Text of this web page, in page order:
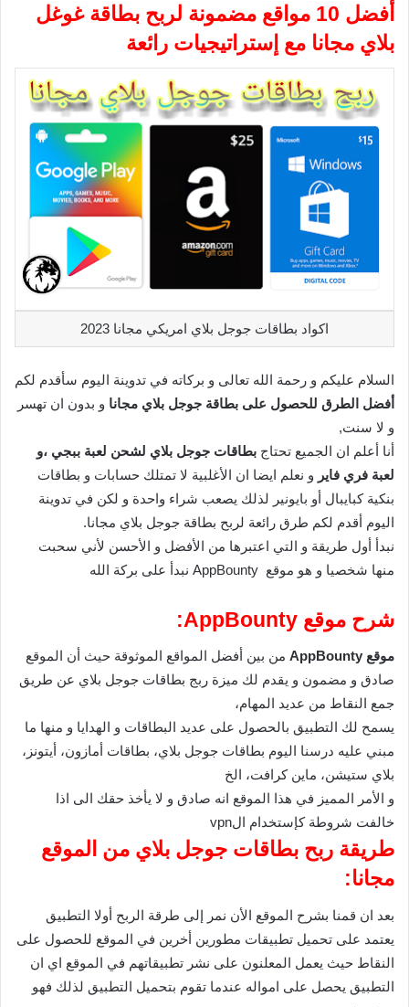
أفضل 10 مواقع مضمونة لربح بطاقة غوغل
بلاي مجانا مع إستراتيجيات رائعة
اكواد بطاقات جوجل بلاي امريكي مجانا 2023
السلام عليكم و رحمة الله تعالى و بركاته في تدوينة اليوم سأقدم لكم
أفضل الطرق للحصول على بطاقة جوجل بلاي مجانا و بدون ان تهسر
و لا سنت,
أنا أعلم ان الجميع تحتاج بطاقات جوجل بلاي لشحن لعبة ببجي ،و
لعبة فري فاير و نعلم ايضا ان الأغلبية لا تمتلك حسابات و بطاقات
بنكية كبايبال أو بايونير لذلك يصعب شراء واحدة و لكن في تدوينة
اليوم أقدم لكم طرق رائعة لربح بطاقة جوجل بلاي مجانا.
نبدأ أول طريقة و التي اعتبرها من الأفضل و الأحسن لأني سحبت
منها شخصيا و هو موقع AppBounty نبدأ على بركة الله
شرح موقع AppBounty:
موقع AppBounty
من بين أفضل المواقع الموثوقة حيث أن الموقع
صادق و مضمون و يقدم لك ميزة ربج بطاقات جوجل بلاي عن طريق
جمع النقاط من عديد المهام،
يسمح لك التطبيق بالحصول على عديد البطاقات و الهدايا و منها ما
مبني عليه درسنا اليوم بطاقات جوجل بلاي، بطاقات أمازون، أيتونز،
بلاي ستيشن، ماين كرافت، الخ
و الأمر المميز في هذا الموقع انه صادق و لا يأخذ حقك الى اذا
خالفت شروطة كإستخدام الvpn
طريقة ربح بطاقات جوجل بلاي من الموقع
مجانا:
بعد ان قمنا بشرح الموقع الأن نمر إلى طرقة الربح أولا التطبيق
يعتمد على تحميل تطبيقات مطورين أخرين في الموقع للحصول على
النقاط حيث يعمل المعلنون على نشر تطبيقاتهم في الموقع اي ان
التطبيق يحصل على امواله عندما تقوم بتحميل التطبيق لذلك فهو